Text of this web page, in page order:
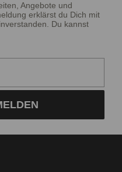
Angebote und
erklärst du Dich mit
Du kannst